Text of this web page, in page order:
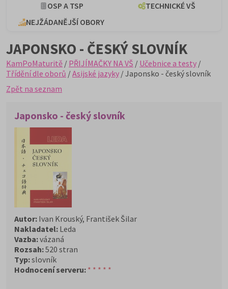
OSP A TSP
TECHNICKÉ VŠ
NEJŽÁDANĚJŠÍ OBORY
JAPONSKO - ČESKÝ SLOVNÍK
KamPoMaturitě / PŘIJÍMAČKY NA VŠ / Učebnice a testy /
Třídění dle oborů /Asijské jazyky / Japonsko - český slovník
Zpět na seznam
Japonsko - český slovník
Autor: Ivan Krouský, František Šilar
Nakladatel: Leda
Vazba:vázaná
Rozsah:520 stran
Typ:slovník
Hodnocení serveru: * * * * *